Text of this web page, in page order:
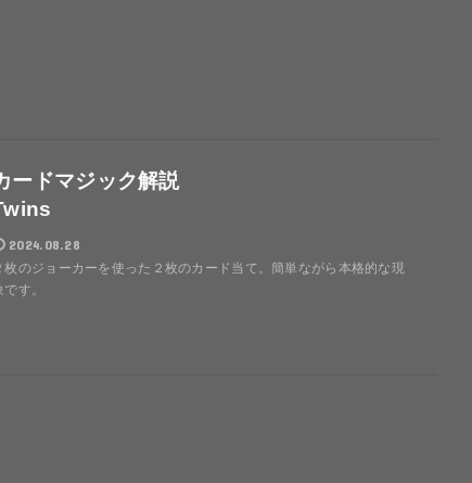
ードマジック解説
2024.08.28
枚のジョーカーを使った２枚のカード当て。簡単ながら本格的な現
です。